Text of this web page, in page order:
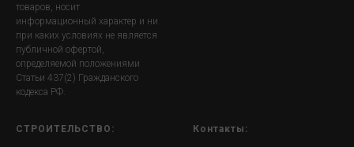
товаров, носит
информационный характер и ни
при каких условиях не является
публичной офертой,
определяемой положениями
Статьи 437(2) Гражданского
кодекса РФ.
СТРОИТЕЛЬСТВО: Контакты: